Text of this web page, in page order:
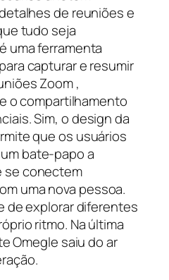
de reuniões e
tudo seja
uma ferramenta
capturar e resumir
Zoom ,
o compartilhamento
Sim, o design da
que os usuários
bate-papo a
se conectem
uma nova pessoa.
de explorar diferentes
ritmo. Na última
Omegle saiu do ar